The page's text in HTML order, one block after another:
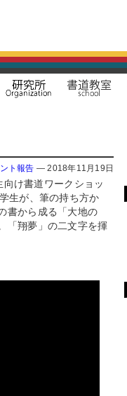
ト報告 —2018年11月19日
け書道ワークショッ
生が、筆の持ち方か
書から成る「大地の
「翔夢」の二文字を揮